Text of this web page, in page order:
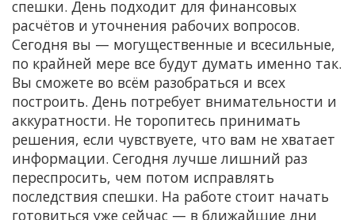
спешки. День подходит для финансовых
расчётов и уточнения рабочих вопросов.
Сегодня вы — могущественные и всесильные,
по крайней мере все будут думать именно так.
Вы сможете во всём разобраться и всех
построить. День потребует внимательности и
аккуратности. Не торопитесь принимать
решения, если чувствуете, что вам не хватает
информации. Сегодня лучше лишний раз
переспросить, чем потом исправлять
последствия спешки. На работе стоит начать
готовиться уже сейчас — в ближайшие дни